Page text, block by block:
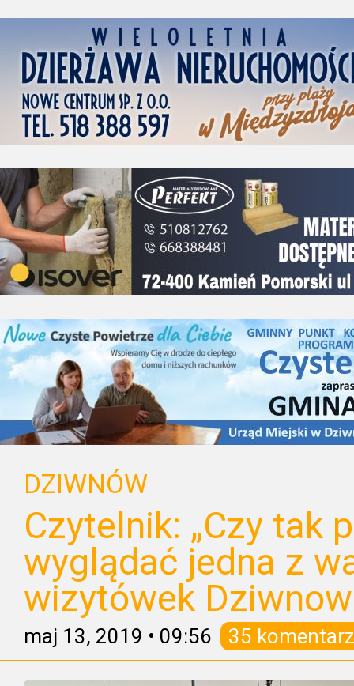
DZIWNÓW
Czytelnik: „Czy tak
wyglądać jedna z
wizytówek
maj 13, 2019 • 09:56 35